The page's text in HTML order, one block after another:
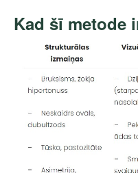
Kad šī metode